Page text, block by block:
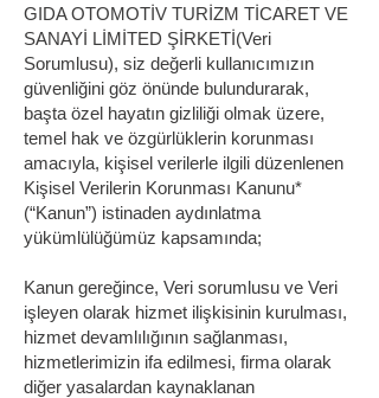
GIDA OTOMOTİV TURİZM TİCARET VE
SANAYİ LİMİTED ŞİRKETİ(Veri
Sorumlusu), siz değerli kullanıcımızın
güvenliğini göz önünde bulundurarak,
başta özel hayatın gizliliği olmak üzere,
temel hak ve özgürlüklerin korunması
amacıyla, kişisel verilerle ilgili düzenlenen
Kişisel Verilerin Korunması Kanunu*
(“Kanun”) istinaden aydınlatma
yükümlülüğümüz kapsamında;
Kanun gereğince, Veri sorumlusu ve Veri
işleyen olarak hizmet ilişkisinin kurulması,
hizmet devamlılığının sağlanması,
hizmetlerimizin ifa edilmesi, firma olarak
diğer yasalardan kaynaklanan